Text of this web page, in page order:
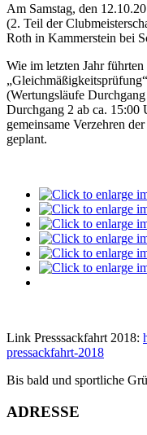
Am Samstag, den
(2. Teil der
Roth in Kammerstein bei
Wie im letzten Jahr
(Wertungsläufe
Durchgang 2 ab ca. 15:00
gemeinsame Verzehren
geplant.
Link Presssackfahrt 2018:
pressackfahrt-2018
Bis bald und sportliche
ADRESSE